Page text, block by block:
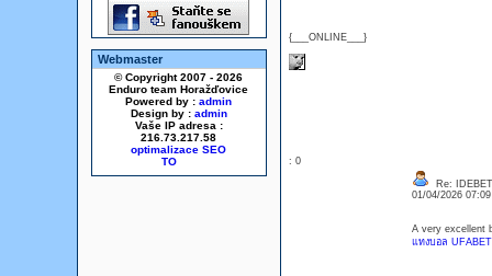
Webmaster
© Copyright 2007 - 2026
Enduro team Horažďovice
Powered by : admin
Design by : admin
Vaše IP adresa :
216.73.217.58
optimalizace SEO
{___ONLINE___}
: 0
Re: IDEBET
01/04/2026
A very excellent
แทงบอล UFABET